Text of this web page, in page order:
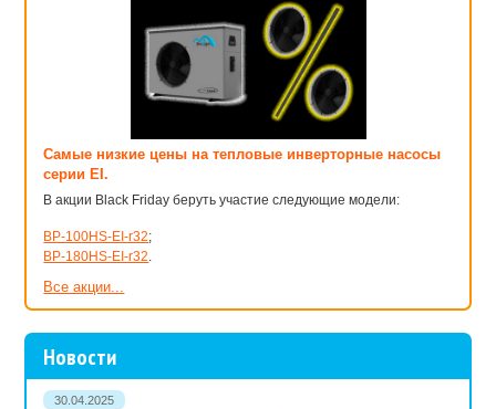
Самые низкие цены на тепловые инверторные насосы
серии EI.
В акции Black Friday беруть участие следующие модели:
BP-100HS-EI-r32;
BP-180HS-EI-r32.
Все акции...
Новости
30.04.2025